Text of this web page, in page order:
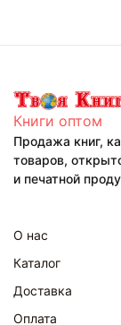
Книги оптом
Продажа книг,
товаров,
и печатной
О нас
Каталог
Доставка
Оплата